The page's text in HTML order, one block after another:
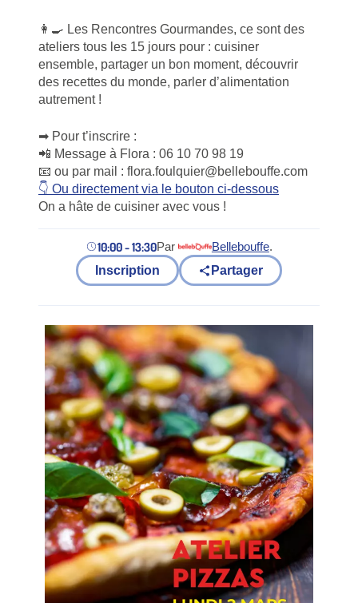
👩‍🍳 Les Rencontres Gourmandes, ce sont des
ateliers tous les 15 jours pour : cuisiner
ensemble, partager un bon moment, découvrir
des recettes du monde, parler d’alimentation
autrement !
➡ Pour t’inscrire :
📲 Message à Flora : 06 10 70 98 19
📧 ou par mail : flora.foulquier@bellebouffe.com
👇 Ou directement via le bouton ci-dessous
On a hâte de cuisiner avec vous !
10:00 - 13:30Par Bellebouffe
(nouvel onglet)
.
Inscription
Partager